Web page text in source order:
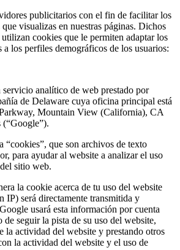
publicitarios con el fin de facilitar los
visualizas en nuestras páginas. Dichos
cookies que le permiten adaptar los
los perfiles demográficos de los usuarios:
analítico de web prestado por
de Delaware cuya oficina principal está
Mountain View (California), CA
(“Google”).
que son archivos de texto
para ayudar al website a analizar el uso
sitio web.
la cookie acerca de tu uso del website
IP) será directamente transmitida y
usará esta información por cuenta
de seguir la pista de su uso del website,
la actividad del website y prestando otros
la actividad del website y el uso de